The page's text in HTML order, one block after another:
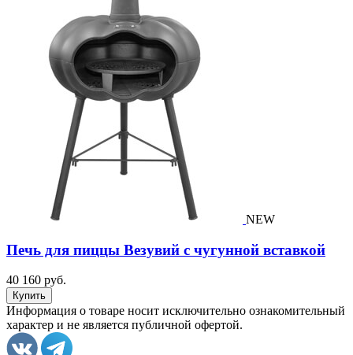
NEW
Печь для пиццы Везувий с чугунной вставкой
40 160 руб.
Информация о товаре носит исключительно ознакомительный
характер и не является публичной офертой.